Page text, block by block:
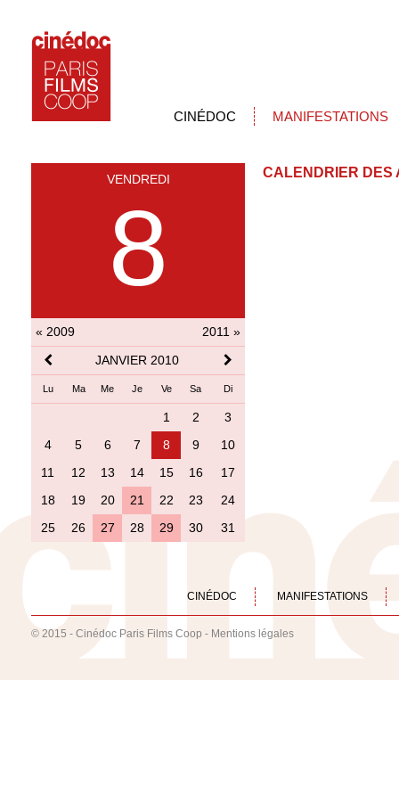
CINÉDOC MANIFESTATIONS
VENDREDI
8
« 2009
2011 »
JANVIER 2010
Lu Ma Me Je Ve Sa Di
1 2
3
4
5 6 7 8 9
10
11
12 13 14 15 16
17
18
19 20 21 22 23
24
25
26 27 28 29 30 31
CALENDRIER DES
CINÉDOC MANIFESTATIONS
© 2015 - Cinédoc Paris Films Coop - Mentions légales